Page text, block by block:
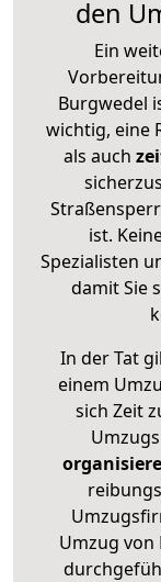
den
Ein
Burgwedel
wichtig, eine
als auch
ist.
Spezialisten
damit Sie
In der Tat
einem
sich Zeit
Umzugs
Umzug